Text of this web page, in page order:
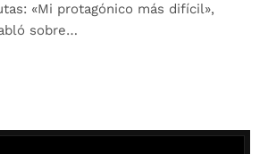
«Mi protagónico más difícil»,
sobre…